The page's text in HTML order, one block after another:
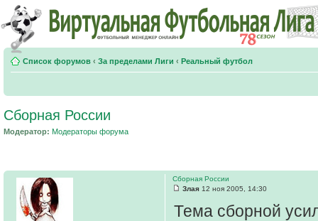
Список форумов ‹ За пределами Лиги ‹ Реальный футбол
Сборная России
Модератор: Модераторы форума
Сборная России
Злая 12 ноя 2005, 14:30
Тема сборной